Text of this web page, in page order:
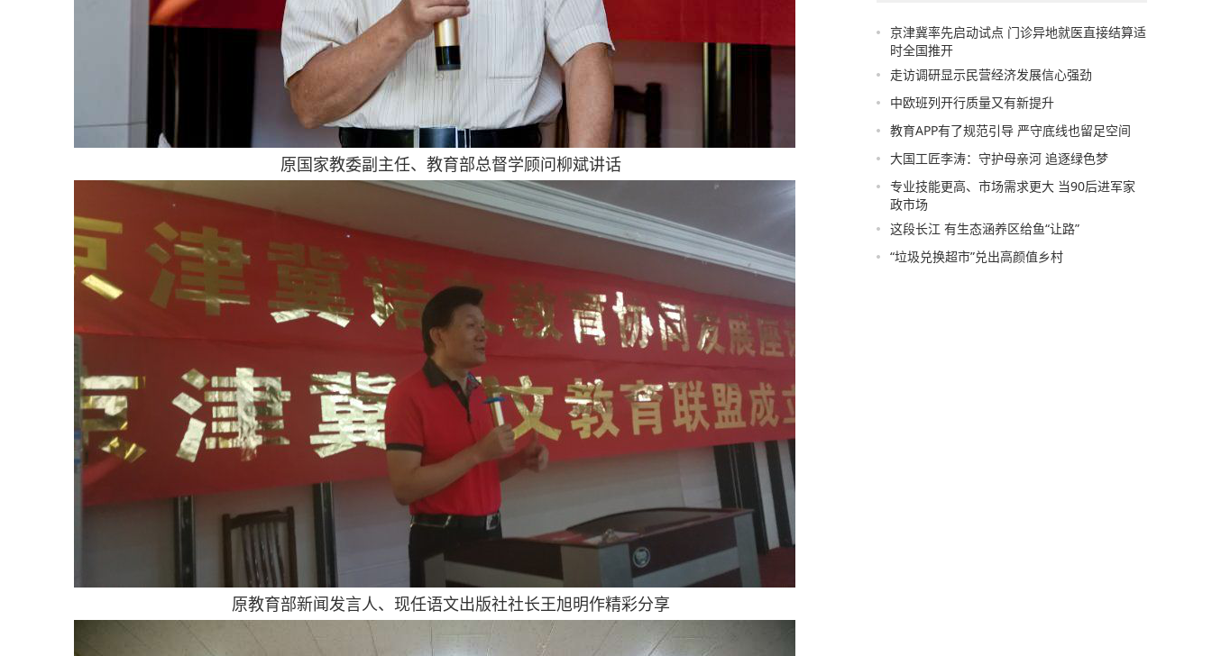
原国家教委副主任、教育部总督学顾问柳斌讲话
原教育部新闻发言人、现任语文出版社社长王旭明作精彩分享
京津冀率先启动试点 门诊异地就医直接结算适
时全国推开
走访调研显示民营经济发展信心强劲
中欧班列开行质量又有新提升
教育APP有了规范引导 严守底线也留足空间
大国工匠李涛：守护母亲河 追逐绿色梦
专业技能更高、市场需求更大 当90后进军家
政市场
这段长江 有生态涵养区给鱼“让路”
“垃圾兑换超市”兑出高颜值乡村